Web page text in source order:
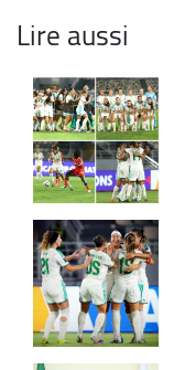
Lire aussi